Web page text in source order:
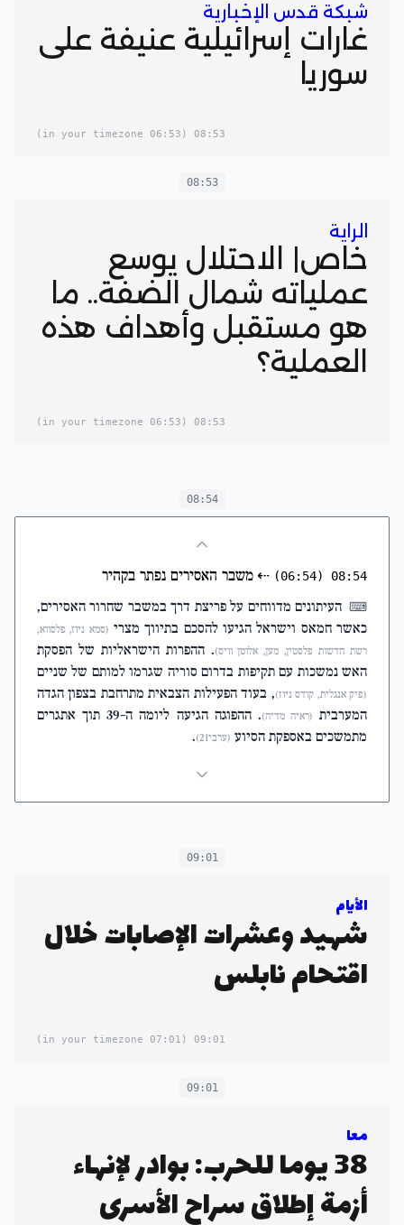
شبكة قدس الإخبارية
غارات إسرائيلية عنيفة على
سوريا
08:53
(06:53 in your timezone)
08:53
الراية
خاص| الاحتلال يوسع
عملياته شمال الضفة.. ما
هو مستقبل وأهداف هذه
العملية؟
08:53
(06:53 in your timezone)
08:54
08:54
(06:54)
⇠משבר האסירים נפתר בקהיר
⌨ העיתונים מדווחים על פריצת דרך במשבר שחרור האסירים,
כאשר חמאס וישראל הגיעו להסכם בתיווך מצרי (סמא ניוז, פלסווא,
רשת חדשות פלסטין, מען, אלוטן וויס). ההפרות הישראליות של הפסקת
האש נמשכות עם תקיפות בדרום סוריה שגרמו למותם של שניים
(פיק אנגלית, קודס ניוז), בעוד הפעילות הצבאית מתרחבת בצפון הגדה
המערבית (ראיה מדיה)
. ההפוגה הגיעה ליומה ה-39 תוך אתגרים
מתמשכים באספקת הסיוע (ערבי21) .
09:01
الأيام
شهيد وعشرات الإصابات خلال
اقتحام نابلس
09:01
(07:01 in your timezone)
09:01
معا
38 يوما للحرب: بوادر لإنهاء
أزمة إطلاق سراح الأسرى